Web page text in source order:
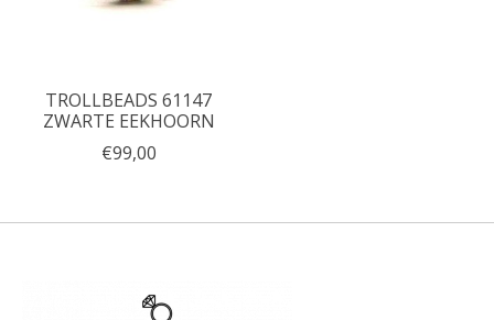
TROLLBEADS 61147
ZWARTE EEKHOORN
€99,00